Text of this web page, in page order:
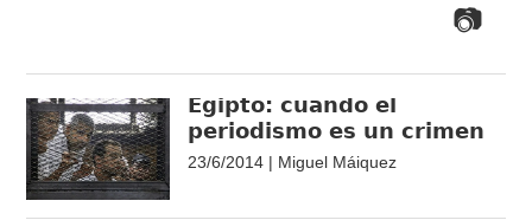
Egipto: cuando el
periodismo es un crimen
23/6/2014 | Miguel Máiquez